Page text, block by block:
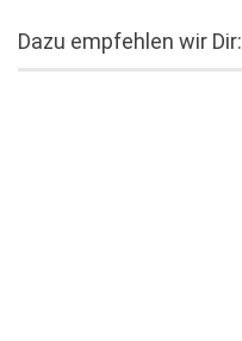
Dazu empfehlen wir Dir: